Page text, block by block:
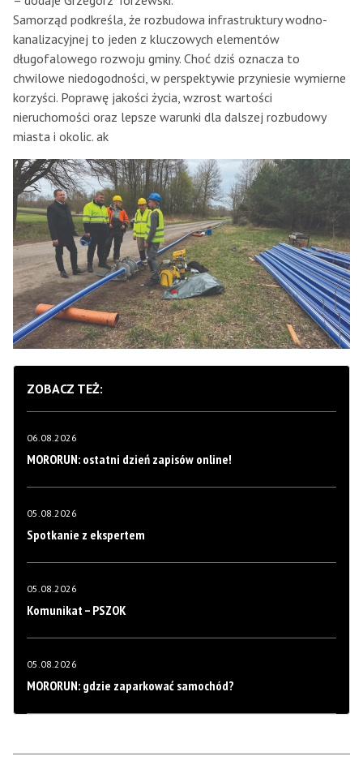
Samorząd podkreśla, że rozbudowa infrastruktury wodno-
kanalizacyjnej to jeden z kluczowych elementów
długofalowego rozwoju gminy. Choć dziś oznacza to
chwilowe niedogodności, w perspektywie przyniesie wymierne
korzyści. Poprawę jakości życia, wzrost wartości
nieruchomości oraz lepsze warunki dla dalszej rozbudowy
miasta i okolic. ak
ZOBACZ TEŻ:
06.08.2026
MORORUN: ostatni dzień zapisów online!
05.08.2026
Spotkanie z ekspertem
05.08.2026
Komunikat – PSZOK
05.08.2026
MORORUN: gdzie zaparkować samochód?